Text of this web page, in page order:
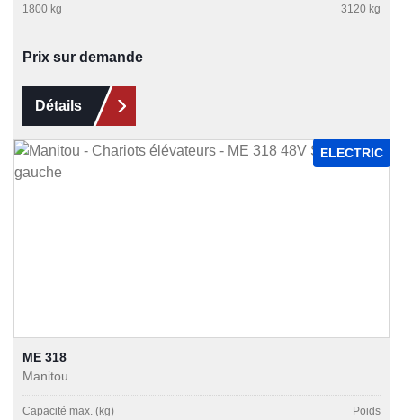
1800 kg
3120 kg
Prix sur demande
Détails
ELECTRIC
ME 318
Manitou
Capacité max. (kg)
Poids